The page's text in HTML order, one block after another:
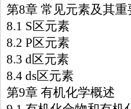
第8章 常见元素及其重
8.1 S区元素
8.2 P区元素
8.3 d区元素
8.4 ds区元素
第9章 有机化学概述